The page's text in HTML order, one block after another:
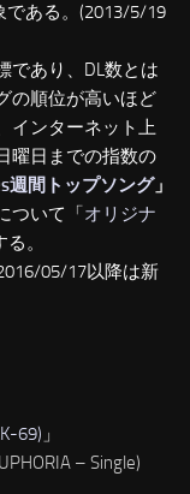
である。(2013/5/19
であり、DL数とは
の順位が高いほど
インターネット上
曜日までの指数の
週間トップソング」
ついて「オリジナ
。
05/17以降は新
69) 」
– Single)